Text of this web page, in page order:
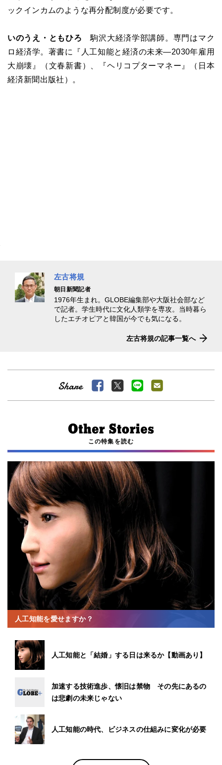
ックインカムのような再分配制度が必要です。
いのうえ・ともひろ 駒沢大経済学部講師。専門はマク
ロ経済学。著書に『人工知能と経済の未来―2030年雇用
大崩壊』（文春新書）、『ヘリコプターマネー』（日本
経済新聞出版社）。
左古将規
朝日新聞記者
1976年生まれ。GLOBE編集部や大阪社会部など
で記者。学生時代に文化人類学を専攻。当時暮ら
したエチオピアと韓国が今でも気になる。
左古将規の記事一覧へ
この特集を読む
人工知能を愛せますか？
人工知能と「結婚」する日は来るか【動画あり】
加速する技術進歩、懐旧は禁物 その先にあるの
は悲劇の未来じゃない
人工知能の時代、ビジネスの仕組みに変化が必要